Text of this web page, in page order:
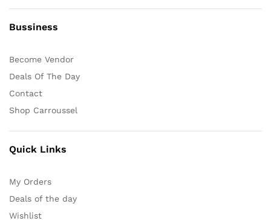
Bussiness
Become Vendor
Deals Of The Day
Contact
Shop Carroussel
Quick Links
My Orders
Deals of the day
Wishlist